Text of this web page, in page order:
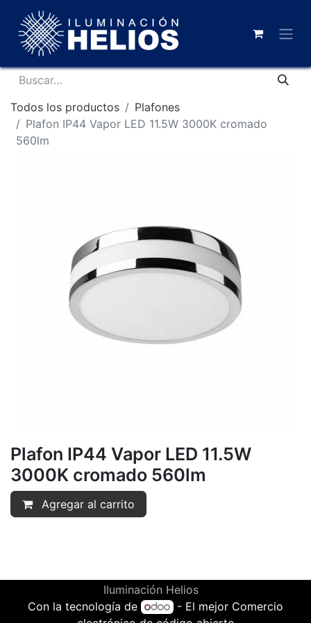
Todos los productos
Plafones
Plafon IP44 Vapor LED 11.5W 3000K cromado
560lm
Plafon IP44 Vapor LED 11.5W
3000K cromado 560lm
Agregar al carrito
Iluminación Helios
Con la tecnología de
- El mejor Comercio